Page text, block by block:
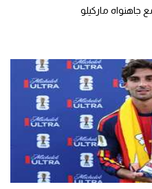
جاهنواه ماركيلو